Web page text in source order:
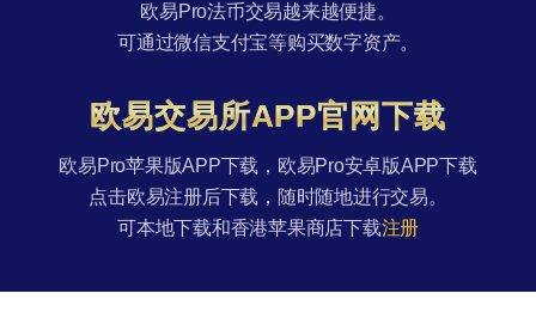
欧易Pro法币交易越来越便捷。
可通过微信支付宝等购买数字资产。
欧易交易所APP官网下载
欧易Pro苹果版APP下载，欧易Pro安卓版APP下载
点击欧易注册后下载，随时随地进行交易。
可本地下载和香港苹果商店下载注册